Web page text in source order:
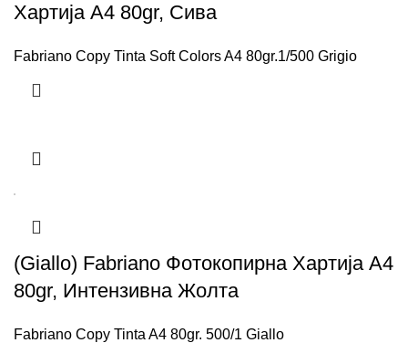
Хартија A4 80gr, Сива
Fabriano Copy Tinta Soft Colors A4 80gr.1/500 Grigio
(Giallo) Fabriano Фотокопирна Хартија A4
80gr, Интензивна Жолта
Fabriano Copy Tinta A4 80gr. 500/1 Giallo